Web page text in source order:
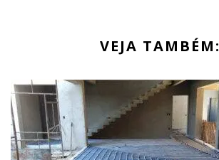
VEJA TAMBÉM: